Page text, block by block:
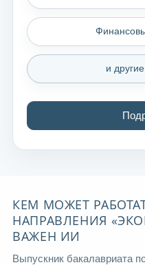
и
КЕМ МОЖЕТ
НАПРАВЛЕНИЯ
ВАЖЕН ИИ
Выпускник бакалавриата